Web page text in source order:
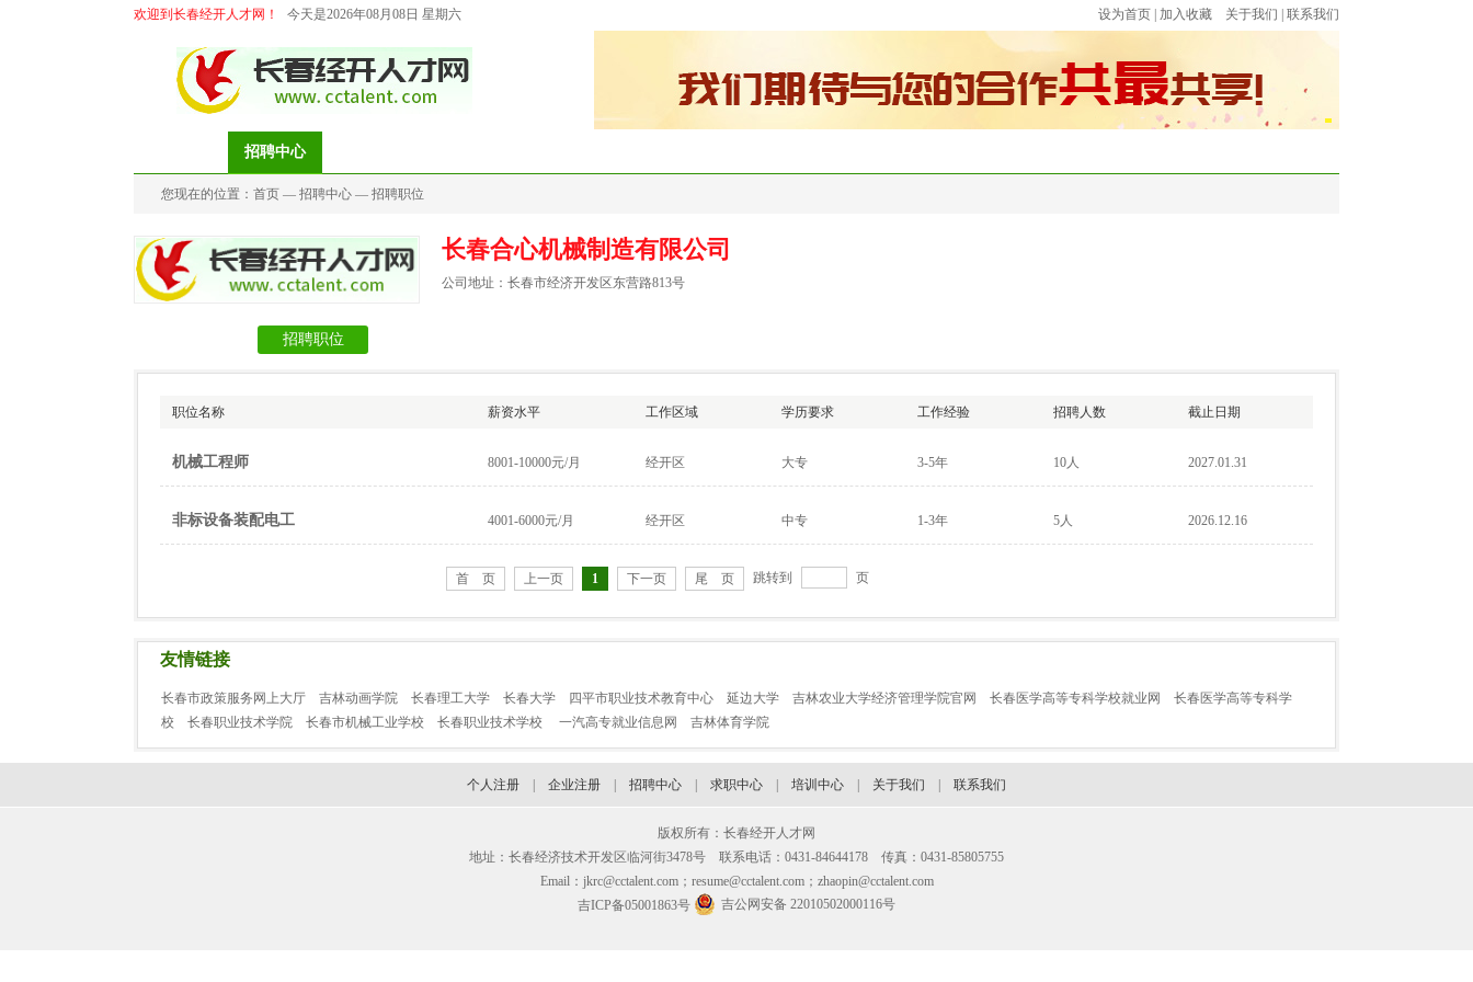
欢迎到长春经开人才网！ 今天是2026年08月08日 星期六 设为首页 加入收藏 关于我们 联系我们
招聘中心
您现在的位置： 首页 — 招聘中心 — 招聘职位
长春合心机械制造有限公司
公司地址：长春市经济开发区东营路813号
招聘职位
职位名称 薪资水平 工作区域 学历要求 工作经验 招聘人数 截止日期
机械工程师 8001-10000元/月 经开区 大专 3-5年 10人 2027.01.31
非标设备装配电工 4001-6000元/月 经开区 中专 1-3年 5人 2026.12.16
首 页 上一页 1 下一页 尾 页 跳转到 页
友情链接
长春市政策服务网上大厅 吉林动画学院 长春理工大学 长春大学 四平市职业技术教育中心 延边大学 吉林农业大学经济管理学院官网 长春医学高等专科学校就业网
长春医学高等专科学
校
长春职业技术学院 长春市机械工业学校 长春职业技术学校 一汽高专就业信息网 吉林体育学院
个人注册 企业注册 招聘中心 求职中心 培训中心 关于我们 联系我们
版权所有：长春经开人才网
地址：长春经济技术开发区临河街3478号 联系电话：0431-84644178 传真：0431-85805755
Email：jkrc@cctalent.com；resume@cctalent.com；zhaopin@cctalent.com
吉ICP备05001863号
吉公网安备 22010502000116号